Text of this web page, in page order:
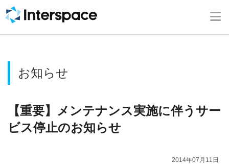
ホーム
ニュース
IR情報
お知らせ
【重要】メンテナンス実施に伴うサー
ビス停止のお知らせ
2014年07月11日